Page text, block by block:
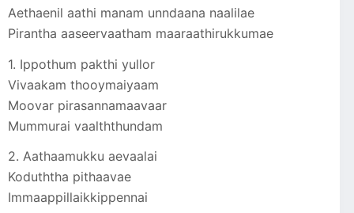
Aethaenil aathi manam unndaana naalilae
Pirantha aaseervaatham maaraathirukkumae
1. Ippothum pakthi yullor
Vivaakam thooymaiyaam
Moovar pirasannamaavaar
Mummurai vaalththundam
2. Aathaamukku aevaalai
Koduththa pithaavae
Immaappillaikkippennai